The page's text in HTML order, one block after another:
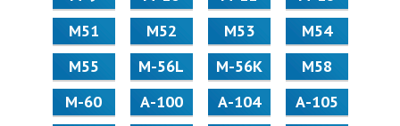
М51
М52 М53
М54
М55
M-56L M-56K
М58
M-60
А-100 А-104
А-105